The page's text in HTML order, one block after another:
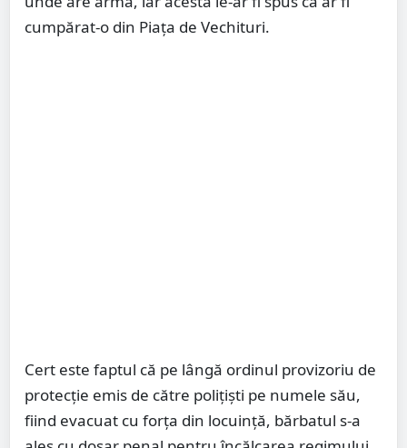
cumpărat-o din Piața de Vechituri.
Cert este faptul că pe lângă ordinul provizoriu de
protecție emis de către polițiști pe numele său,
fiind evacuat cu forța din locuință, bărbatul s-a